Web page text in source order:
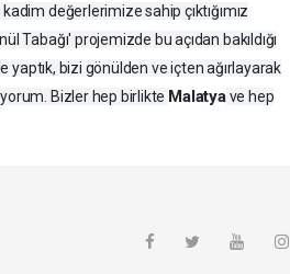
değerlerimize sahip çıktığımız
Tabağı' projemizde bu açıdan bakıldığı
bizi gönülden ve içten ağırlayarak
Bizler hep birlikte Malatyave hep